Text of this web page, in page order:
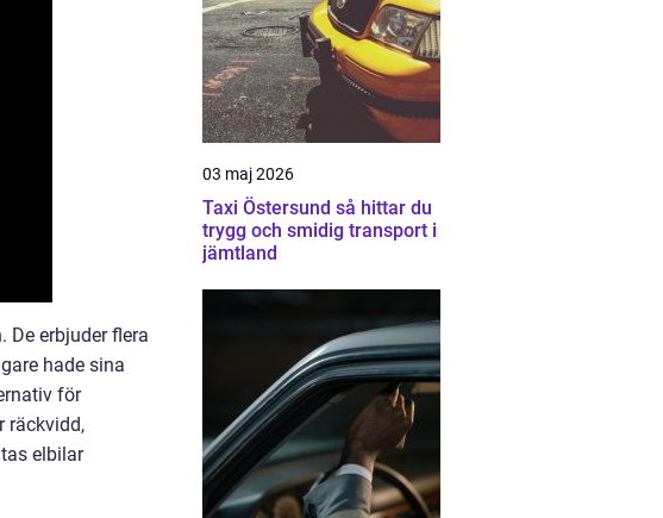
erbjuder flera
hade sina
för
räckvidd,
elbilar
03 maj 2026
Taxi Östersund så hittar du
trygg och smidig transport i
jämtland